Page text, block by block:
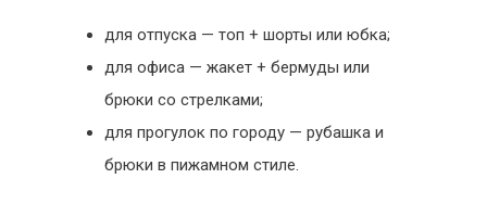
для отпуска — топ + шорты или юбка;
для офиса — жакет + бермуды или
брюки со стрелками;
для прогулок по городу — рубашка и
брюки в пижамном стиле.